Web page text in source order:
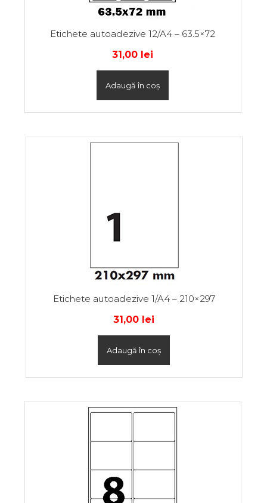
Etichete autoadezive 12/A4 – 63.5×72
31,00 lei
Adaugă în coș
Etichete autoadezive 1/A4 – 210×297
31,00 lei
Adaugă în coș